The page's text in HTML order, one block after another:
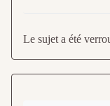
Le sujet a été